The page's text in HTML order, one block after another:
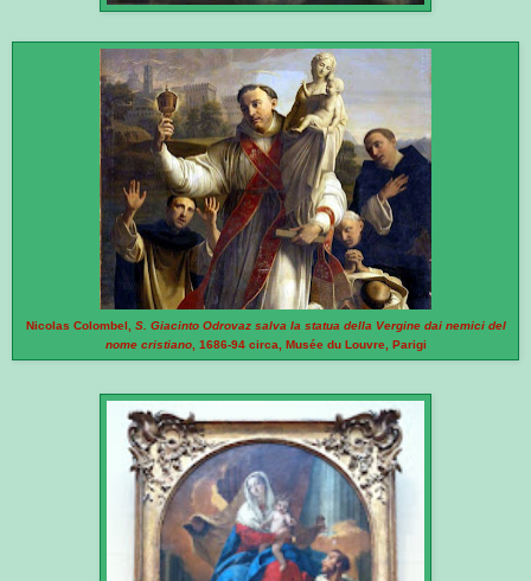
Nicolas Colombel, S. Giacinto Odrovaz salva la statua della Vergine dai nemici del
nome cristiano, 1686-94 circa, Musée du Louvre, Parigi